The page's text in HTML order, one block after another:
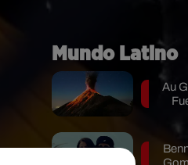
Mundo Latino
Au